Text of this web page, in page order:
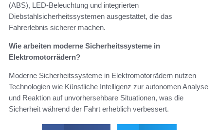
(ABS), LED-Beleuchtung und integrierten
Diebstahlsicherheitssystemen ausgestattet, die das
Fahrerlebnis sicherer machen.
Wie arbeiten moderne Sicherheitssysteme in
Elektromotorrädern?
Moderne Sicherheitssysteme in Elektromotorrädern nutzen
Technologien wie Künstliche Intelligenz zur autonomen Analyse
und Reaktion auf unvorhersehbare Situationen, was die
Sicherheit während der Fahrt erheblich verbessert.